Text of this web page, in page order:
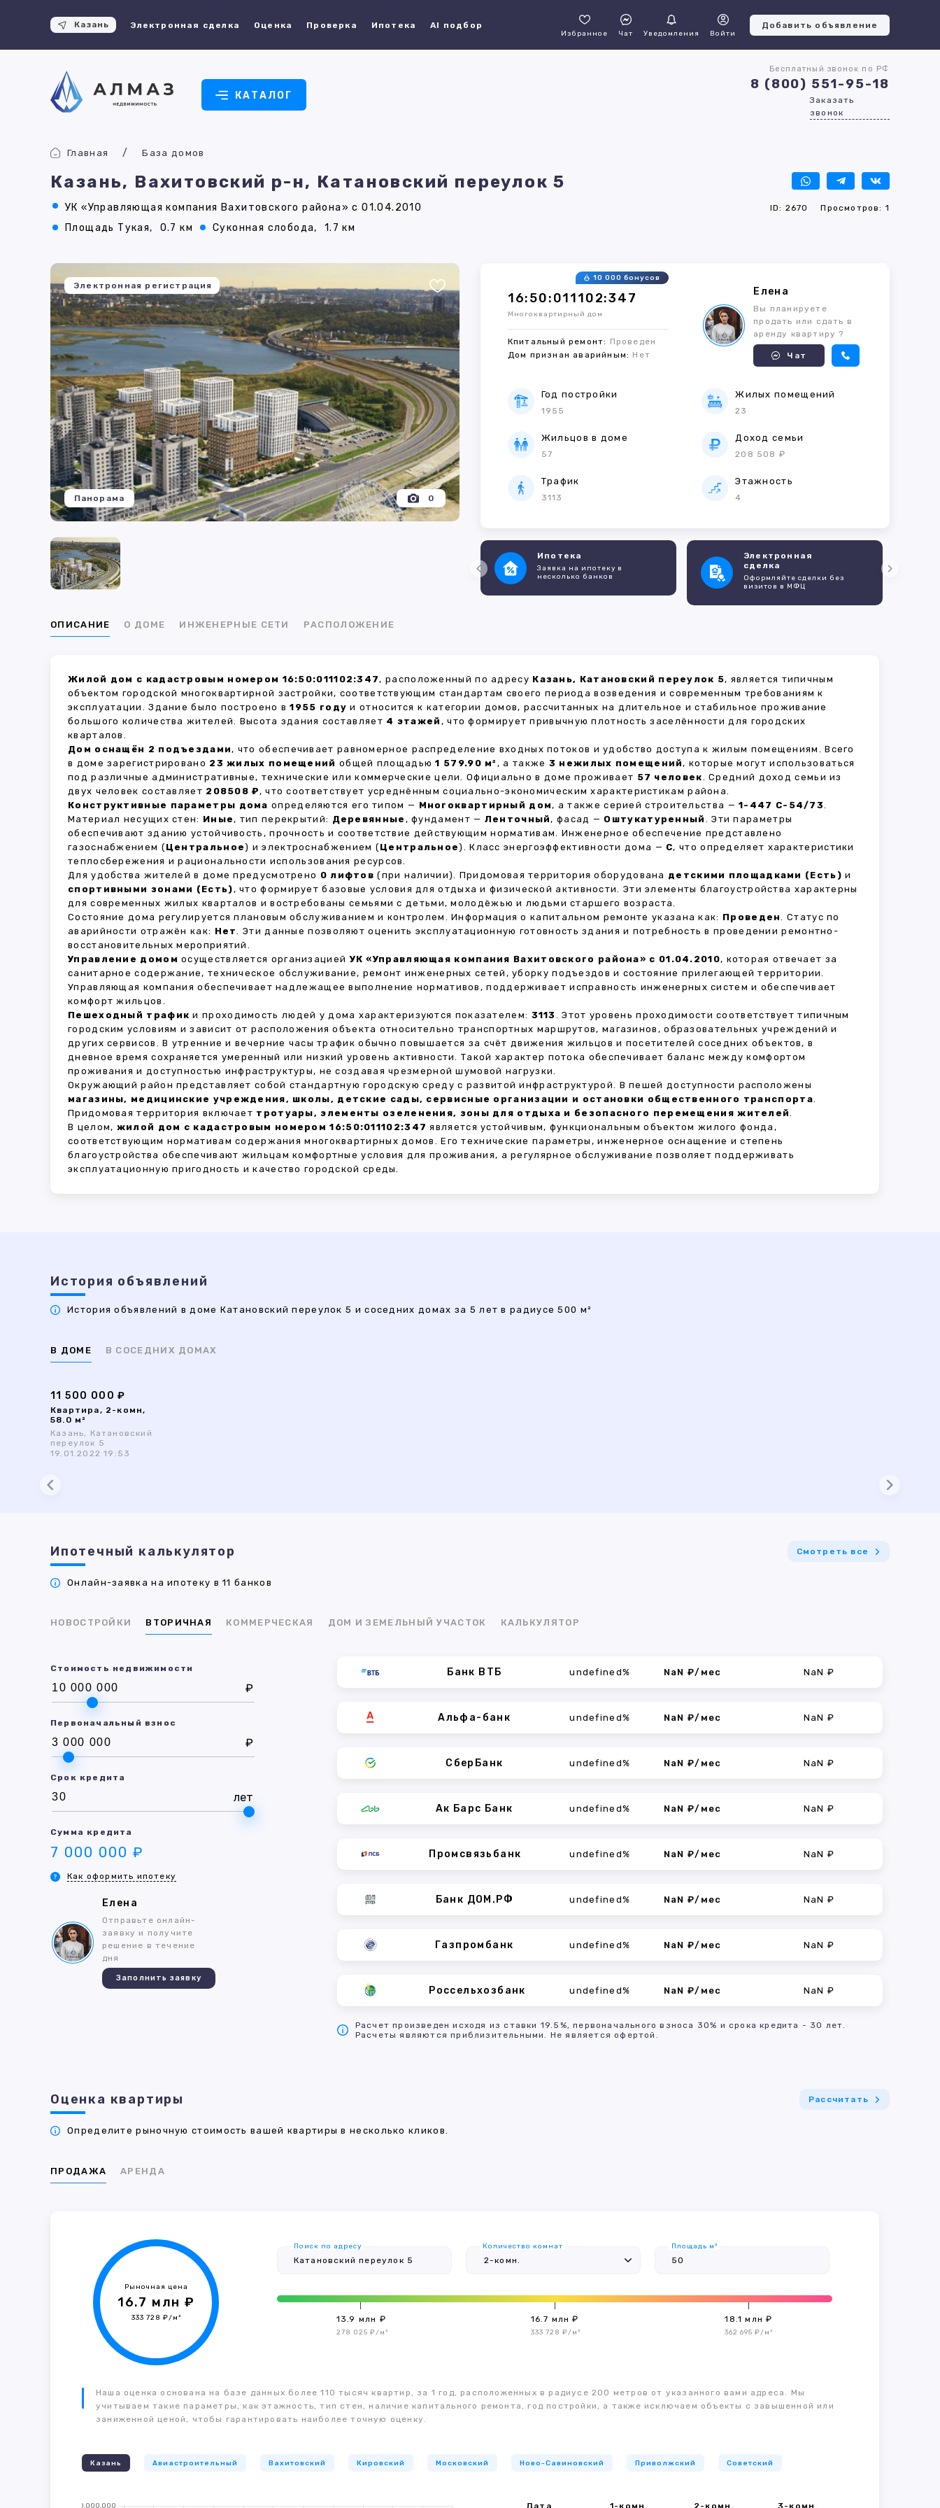
Казань Электронная сделка Оценка Проверка Ипотека AI подбор
Избранное Чат Уведомления Войти
Добавить объявление
КАТАЛОГ
Бесплатный звонок по РФ
8 (800) 551-95-18
Заказать
звонок
Главная База домов
Казань, Вахитовский р-н, Катановский переулок 5
УК «Управляющая компания Вахитовского района» с 01.04.2010 ID: 2670 Просмотров: 1
Площадь Тукая, 0.7 км Суконная слобода, 1.7 км
Электронная регистрация
0
Панорама
16:50:011102:347
10 000 бонусов
Многоквартирный дом
Кпитальный ремонт: Проведен
Дом признан аварийным: Нет
Елена
Вы планируете
продать или сдать в
аренду квартиру ?
Чат
Год постройки
1955
Жилых помещений
23
Жильцов в доме
57
Доход семьи
208 508 ₽
Трафик
3113
Этажность
4
Ипотека
Заявка на ипотеку в
несколько банков
Электронная
сделка
Оформляйте сделки без
визитов в МФЦ
ОПИСАНИЕ О ДОМЕ ИНЖЕНЕРНЫЕ СЕТИ РАСПОЛОЖЕНИЕ
Жилой дом с кадастровым номером 16:50:011102:347, расположенный по адресу Казань, Катановский переулок 5, является типичным
объектом городской многоквартирной застройки, соответствующим стандартам своего периода возведения и современным требованиям к
эксплуатации. Здание было построено в1955 году и относится к категории домов, рассчитанных на длительное и стабильное проживание
большого количества жителей. Высота здания составляет 4 этажей , что формирует привычную плотность заселённости для городских
кварталов.
Дом оснащён 2 подъездами, что обеспечивает равномерное распределение входных потоков и удобство доступа к жилым помещениям. Всего
в доме зарегистрировано 23 жилых помещений общей площадью1 579.90 м² , а также 3 нежилых помещений, которые могут использоваться
под различные административные, технические или коммерческие цели. Официально в доме проживает 57 человек. Средний доход семьи из
двух человек составляет 208508 ₽, что соответствует усреднённым социально-экономическим характеристикам района.
Конструктивные параметры дома определяются его типом — Многоквартирный дом, а также серией строительства —1-447 С-54/73.
Материал несущих стен: Иные, тип перекрытий: Деревянные , фундамент — Ленточный, фасад — Оштукатуренный . Эти параметры
обеспечивают зданию устойчивость, прочность и соответствие действующим нормативам. Инженерное обеспечение представлено
газоснабжением (Центральное) и электроснабжением (Центральное). Класс энергоэффективности дома — C, что определяет характеристики
теплосбережения и рациональности использования ресурсов.
Для удобства жителей в доме предусмотрено 0 лифтов (при наличии). Придомовая территория оборудована детскими площадками (Есть) и
спортивными зонами (Есть), что формирует базовые условия для отдыха и физической активности. Эти элементы благоустройства характерны
для современных жилых кварталов и востребованы семьями с детьми, молодёжью и людьми старшего возраста.
Состояние дома регулируется плановым обслуживанием и контролем. Информация о капитальном ремонте указана как: Проведен. Статус по
аварийности отражён как: Нет. Эти данные позволяют оценить эксплуатационную готовность здания и потребность в проведении ремонтно-
восстановительных мероприятий.
Управление домом осуществляется организациейУК «Управляющая компания Вахитовского района» с 01.04.2010, которая отвечает за
санитарное содержание, техническое обслуживание, ремонт инженерных сетей, уборку подъездов и состояние прилегающей территории.
Управляющая компания обеспечивает надлежащее выполнение нормативов, поддерживает исправность инженерных систем и обеспечивает
комфорт жильцов.
Пешеходный трафик и проходимость людей у дома характеризуются показателем: 3113 . Этот уровень проходимости соответствует типичным
городским условиям и зависит от расположения объекта относительно транспортных маршрутов, магазинов, образовательных учреждений и
других сервисов. В утренние и вечерние часы трафик обычно повышается за счёт движения жильцов и посетителей соседних объектов, в
дневное время сохраняется умеренный или низкий уровень активности. Такой характер потока обеспечивает баланс между комфортом
проживания и доступностью инфраструктуры, не создавая чрезмерной шумовой нагрузки.
Окружающий район представляет собой стандартную городскую среду с развитой инфраструктурой. В пешей доступности расположены
магазины, медицинские учреждения, школы, детские сады, сервисные организации и остановки общественного транспорта.
Придомовая территория включает тротуары, элементы озеленения, зоны для отдыха и безопасного перемещения жителей.
В целом, жилой дом с кадастровым номером 16:50:011102:347 является устойчивым, функциональным объектом жилого фонда,
соответствующим нормативам содержания многоквартирных домов. Его технические параметры, инженерное оснащение и степень
благоустройства обеспечивают жильцам комфортные условия для проживания, а регулярное обслуживание позволяет поддерживать
эксплуатационную пригодность и качество городской среды.
История объявлений
История объявлений в доме Катановский переулок 5 и соседних домах за 5 лет в радиусе 500 м²
В ДОМЕ В СОСЕДНИХ ДОМАХ
11 500 000 ₽
Квартира, 2-комн,
58.0 м²
Казань, Катановский
переулок 5
19.01.2022 19:53
Ипотечный калькулятор Смотреть все
Онлайн-заявка на ипотеку в 11 банков
НОВОСТРОЙКИ ВТОРИЧНАЯ КОММЕРЧЕСКАЯ ДОМ И ЗЕМЕЛЬНЫЙ УЧАСТОК КАЛЬКУЛЯТОР
Стоимость недвижимости
₽
Первоначальный взнос
₽
Срок кредита
лет
Сумма кредита
7 000 000 ₽
Как оформить ипотеку
Елена
Отправьте онлайн-
заявку и получите
решение в течение
дня
Заполнить заявку
Банк ВТБ undefined% NaN ₽/мес NaN ₽
Альфа-банк undefined% NaN ₽/мес NaN ₽
СберБанк undefined% NaN ₽/мес NaN ₽
Ак Барс Банк undefined% NaN ₽/мес NaN ₽
Промсвязьбанк undefined% NaN ₽/мес NaN ₽
Банк ДОМ.РФ undefined% NaN ₽/мес NaN ₽
Газпромбанк undefined% NaN ₽/мес NaN ₽
Россельхозбанк undefined% NaN ₽/мес NaN ₽
Расчет произведен исходя из ставки 19.5%, первоначального взноса 30% и срока кредита - 30 лет.
Расчеты являются приблизительными. Не является офертой.
Оценка квартиры Рассчитать
Определите рыночную стоимость вашей квартиры в несколько кликов.
ПРОДАЖА АРЕНДА
Рыночная цена
16.7 млн ₽
333 728 ₽/м²
Поиск по адресу Количество комнат Площадь м²
13.9 млн ₽
278 025 ₽/м²
16.7 млн ₽
333 728 ₽/м²
18.1 млн ₽
362 695 ₽/м²
Наша оценка основана на базе данных более 110 тысяч квартир, за 1 год, расположенных в радиусе 200 метров от указанного вами адреса. Мы
учитываем такие параметры, как этажность, тип стен, наличие капитального ремонта, год постройки, а также исключаем объекты с завышенной или
заниженной ценой, чтобы гарантировать наиболее точную оценку.
Казань Авиастроительный Вахитовский Кировский Московский Ново-Савиновский Приволжский Советский
Дата 1-комн. 2-комн. 3-комн.